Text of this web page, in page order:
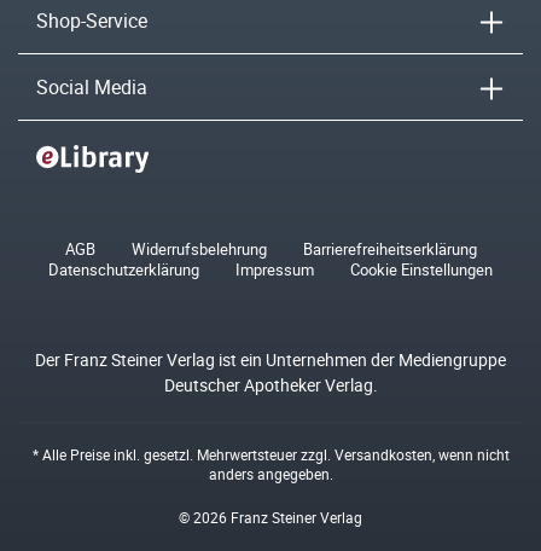
Shop-Service
Social Media
AGB Widerrufsbelehrung
Barrierefreiheitserklärung
Datenschutzerklärung
Impressum Cookie Einstellungen
Der Franz Steiner Verlag ist ein Unternehmen der Mediengruppe
Deutscher Apotheker Verlag.
* Alle Preise inkl. gesetzl. Mehrwertsteuer zzgl. Versandkosten , wenn nicht
anders angegeben.
© 2026 Franz Steiner Verlag